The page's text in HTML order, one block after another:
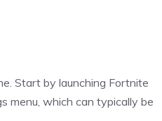
Start by launching Fortnite
menu, which can typically be